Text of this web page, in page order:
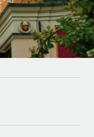
para tu
Remote
en tu